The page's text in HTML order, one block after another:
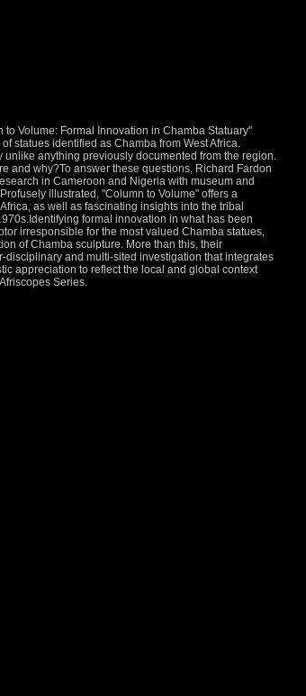
Volume: Formal Innovation in Chamba Statuary"
statues identified as Chamba from West Africa.
anything previously documented from the region.
and why?To answer these questions, Richard Fardon
in Cameroon and Nigeria with museum and
illustrated, "Column to Volume" offers a
as well as fascinating insights into the tribal
formal innovation in what has been
irresponsible for the most valued Chamba statues,
of Chamba sculpture. More than this, their
and multi-sited investigation that integrates
appreciation to reflect the local and global context
Series.